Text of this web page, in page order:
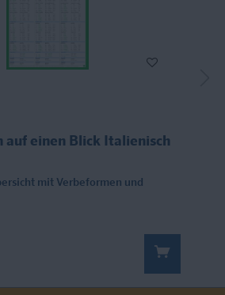
auf einen Blick Italienisch
mit Verbeformen und